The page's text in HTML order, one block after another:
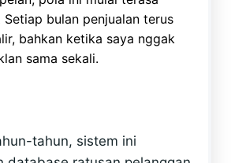
Setiap bulan penjualan terus
bahkan ketika saya nggak
sama sekali.
tahun, sistem ini